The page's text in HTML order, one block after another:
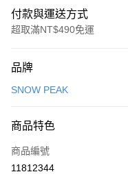
付款與運送方式
超取滿NT$490免運
信用卡一次付款
3 期 0 利率 每期
合作金庫商業銀行
上海商業儲蓄銀行
超商取貨付款
LINE Pay
品牌
SNOW PEAK
商品特色
商品編號
11812344